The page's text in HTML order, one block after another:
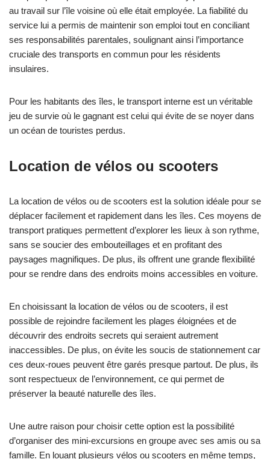
au travail sur l’île voisine où elle était employée. La fiabilité du
service lui a permis de maintenir son emploi tout en conciliant
ses responsabilités parentales, soulignant ainsi l’importance
cruciale des transports en commun pour les résidents
insulaires.
Pour les habitants des îles, le transport interne est un véritable
jeu de survie où le gagnant est celui qui évite de se noyer dans
un océan de touristes perdus.
Location de vélos ou scooters
La location de vélos ou de scooters est la solution idéale pour se
déplacer facilement et rapidement dans les îles. Ces moyens de
transport pratiques permettent d’explorer les lieux à son rythme,
sans se soucier des embouteillages et en profitant des
paysages magnifiques. De plus, ils offrent une grande flexibilité
pour se rendre dans des endroits moins accessibles en voiture.
En choisissant la location de vélos ou de scooters, il est
possible de rejoindre facilement les plages éloignées et de
découvrir des endroits secrets qui seraient autrement
inaccessibles. De plus, on évite les soucis de stationnement car
ces deux-roues peuvent être garés presque partout. De plus, ils
sont respectueux de l’environnement, ce qui permet de
préserver la beauté naturelle des îles.
Une autre raison pour choisir cette option est la possibilité
d’organiser des mini-excursions en groupe avec ses amis ou sa
famille. En louant plusieurs vélos ou scooters en même temps,